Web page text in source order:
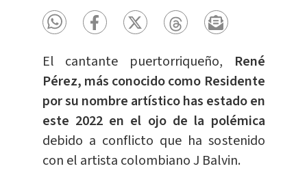
El cantante puertorriqueño, René
Pérez, más conocido como Residente
por su nombre artístico has estado en
este 2022 en el ojo de la polémica
debido a conflicto que ha sostenido
con el artista colombiano J Balvin.